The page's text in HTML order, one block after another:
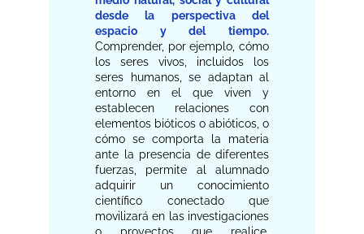
desde la perspectiva del
espacio y del tiempo.
Comprender, por ejemplo, cómo
los seres vivos, incluidos los
seres humanos, se adaptan al
entorno en el que viven y
establecen relaciones con
elementos bióticos o abióticos, o
cómo se comporta la materia
ante la presencia de diferentes
fuerzas, permite al alumnado
adquirir un conocimiento
científico conectado que
movilizará en las investigaciones